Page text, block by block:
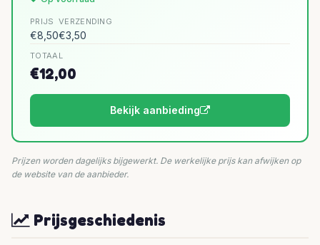
PRIJS
€8,50
VERZENDING
€3,50
TOTAAL
€12,00
Bekijk aanbieding
Prijzen worden dagelijks bijgewerkt. De werkelijke prijs kan afwijken op
de website van de aanbieder.
Prijsgeschiedenis